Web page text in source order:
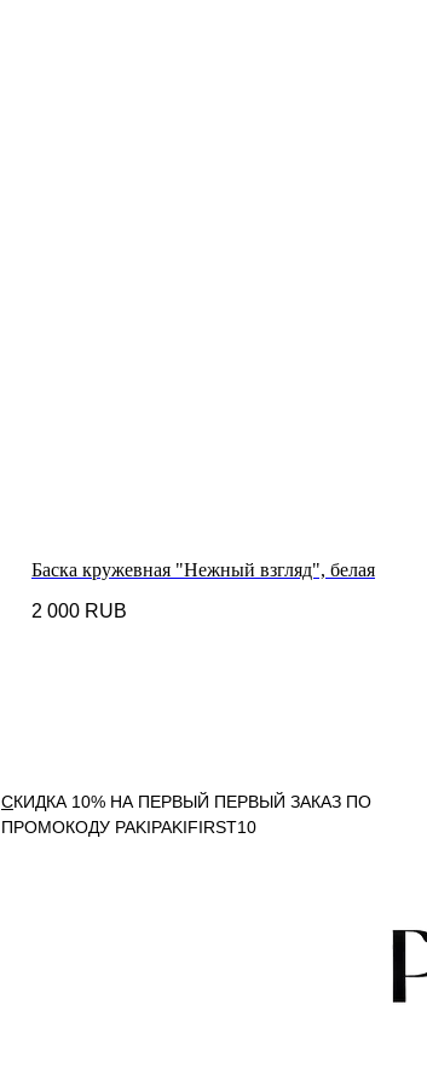
Баска кружевная "Нежный взгляд", белая
2 000 RUB
СКИДКА 10% НА ПЕРВЫЙ ПЕРВЫЙ ЗАКАЗ ПО
ПРОМОКОДУ PAKIPAKIFIRST10